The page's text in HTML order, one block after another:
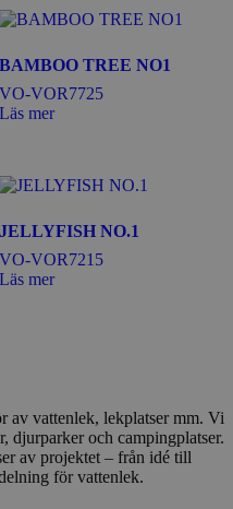
BAMBOO TREE NO1
VO-VOR7725
Läs mer
JELLYFISH NO.1
VO-VOR7215
Läs mer
av vattenlek, lekplatser mm. Vi
djurparker och campingplatser.
av projektet – från idé till
för vattenlek.